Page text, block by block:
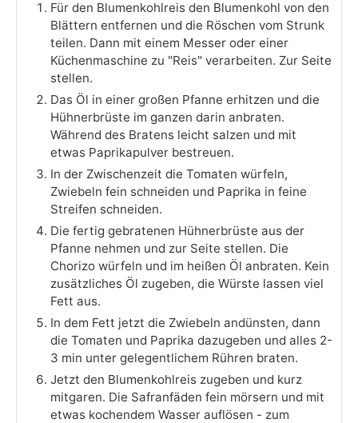
Für den Blumenkohlreis den Blumenkohl von den
Blättern entfernen und die Röschen vom Strunk
teilen. Dann mit einem Messer oder einer
Küchenmaschine zu "Reis" verarbeiten. Zur Seite
stellen.
Das Öl in einer großen Pfanne erhitzen und die
Hühnerbrüste im ganzen darin anbraten.
Während des Bratens leicht salzen und mit
etwas Paprikapulver bestreuen.
In der Zwischenzeit die Tomaten würfeln,
Zwiebeln fein schneiden und Paprika in feine
Streifen schneiden.
Die fertig gebratenen Hühnerbrüste aus der
Pfanne nehmen und zur Seite stellen. Die
Chorizo würfeln und im heißen Öl anbraten. Kein
zusätzliches Öl zugeben, die Würste lassen viel
Fett aus.
In dem Fett jetzt die Zwiebeln andünsten, dann
die Tomaten und Paprika dazugeben und alles 2-
3 min unter gelegentlichem Rühren braten.
Jetzt den Blumenkohlreis zugeben und kurz
mitgaren. Die Safranfäden fein mörsern und mit
etwas kochendem Wasser auflösen - zum